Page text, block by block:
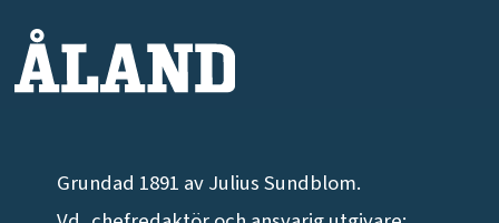
Grundad 1891 av Julius Sundblom.